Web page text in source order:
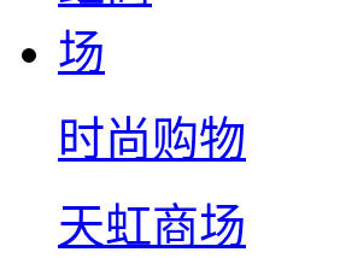
时尚购物
天虹商场